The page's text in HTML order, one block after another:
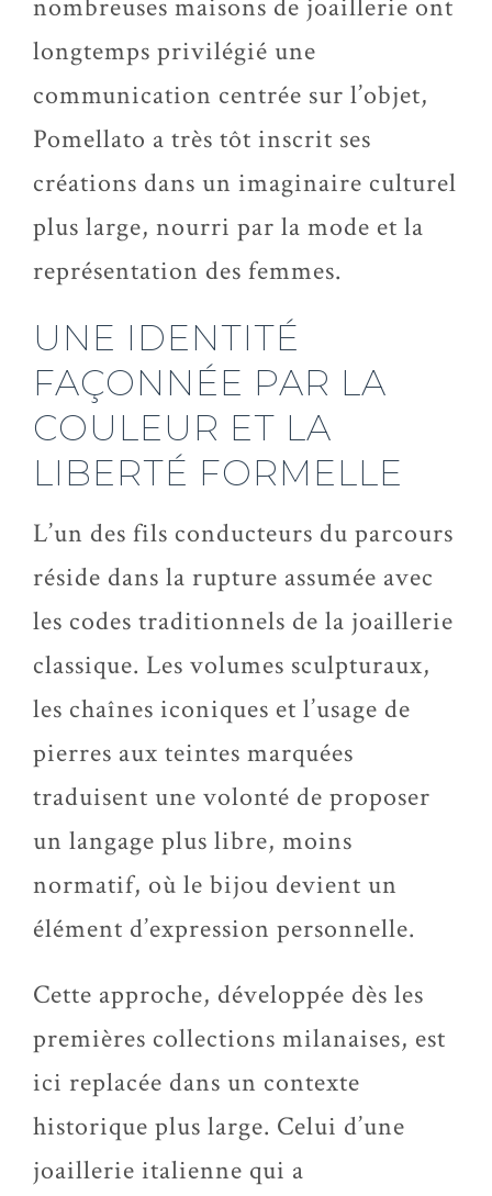
nombreuses maisons de joaillerie ont
longtemps privilégié une
communication centrée sur l’objet,
Pomellato a très tôt inscrit ses
créations dans un imaginaire culturel
plus large, nourri par la mode et la
représentation des femmes.
UNE IDENTITÉ
FAÇONNÉE PAR LA
COULEUR ET LA
LIBERTÉ FORMELLE
L’un des fils conducteurs du parcours
réside dans la rupture assumée avec
les codes traditionnels de la joaillerie
classique. Les volumes sculpturaux,
les chaînes iconiques et l’usage de
pierres aux teintes marquées
traduisent une volonté de proposer
un langage plus libre, moins
normatif, où le bijou devient un
élément d’expression personnelle.
Cette approche, développée dès les
premières collections milanaises, est
ici replacée dans un contexte
historique plus large. Celui d’une
joaillerie italienne qui a